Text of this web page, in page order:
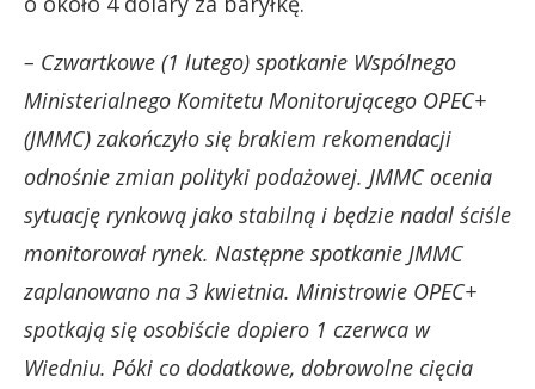
– Czwartkowe (1 lutego) spotkanie Wspólnego
Ministerialnego Komitetu Monitorującego OPEC+
(JMMC) zakończyło się brakiem rekomendacji
odnośnie zmian polityki podażowej. JMMC ocenia
sytuację rynkową jako stabilną i będzie nadal ściśle
monitorował rynek. Następne spotkanie JMMC
zaplanowano na 3 kwietnia. Ministrowie OPEC+
spotkają się osobiście dopiero 1 czerwca w
Wiedniu. Póki co dodatkowe, dobrowolne cięcia